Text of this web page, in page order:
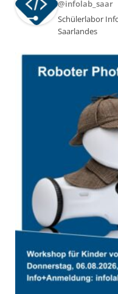
@infolab_saar
Schülerlabor
Saarlandes